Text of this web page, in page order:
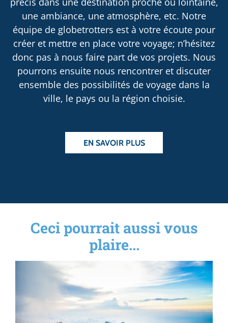
une ambiance, une atmosphère, etc. Notre
équipe de globetrotters est à votre écoute pour
créer et mettre en place votre voyage; n’hésitez
donc pas à nous faire part de vos projets. Nous
pourrons ensuite nous rencontrer et discuter
ensemble des possibilités de voyage dans la
ville, le pays ou la région choisie.
EN SAVOIR PLUS
Ceci pourrait aussi vous
plaire...